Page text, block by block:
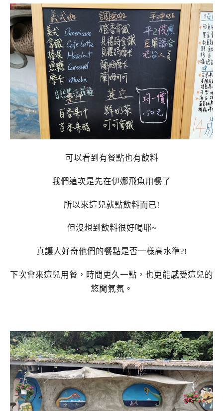
可以看到有餐點也有飲料
我們這次是先在伊娜飛魚用餐了
所以來這兒就點飲料而已!
但沒想到飲料很好喝耶~
真讓人好奇他們的餐點是否一樣高水準?!
下次會來這兒用餐，時間更久一點，也更能感受這兒的
悠閒氣氛。